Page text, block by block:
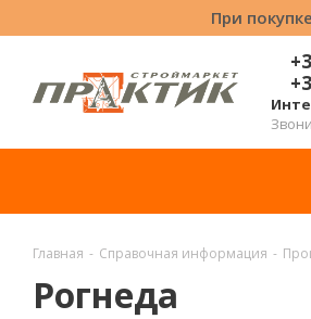
При
Главная - Справочная информация -
Рогнеда